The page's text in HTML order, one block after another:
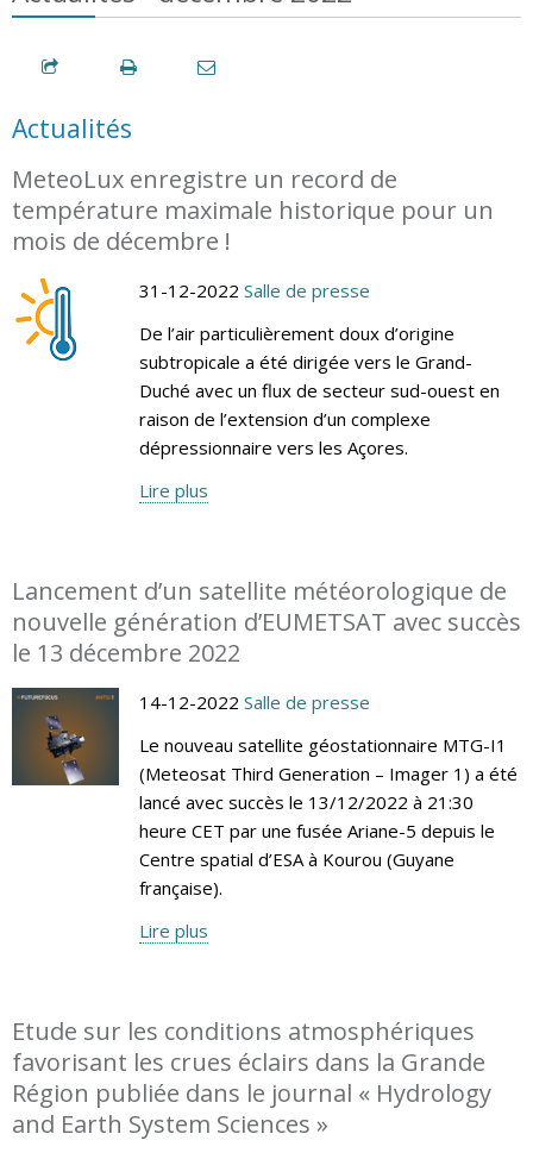
Actualités
MeteoLux enregistre un record de
température maximale historique pour un
mois de décembre !
31-12-2022 Salle de presse
De l’air particulièrement doux d’origine
subtropicale a été dirigée vers le Grand-
Duché avec un flux de secteur sud-ouest en
raison de l’extension d’un complexe
dépressionnaire vers les Açores.
Lire plus
Lancement d’un satellite météorologique de
nouvelle génération d’EUMETSAT avec succès
le 13 décembre 2022
14-12-2022 Salle de presse
Le nouveau satellite géostationnaire MTG-I1
(Meteosat Third Generation – Imager 1) a été
lancé avec succès le 13/12/2022 à 21:30
heure CET par une fusée Ariane-5 depuis le
Centre spatial d’ESA à Kourou (Guyane
française).
Lire plus
Etude sur les conditions atmosphériques
favorisant les crues éclairs dans la Grande
Région publiée dans le journal « Hydrology
and Earth System Sciences »